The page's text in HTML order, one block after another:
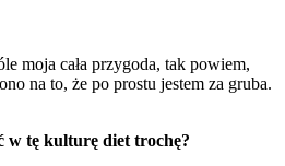
moja cała przygoda, tak powiem,
na to, że po prostu jestem za gruba.
w tę kulturę diet trochę?